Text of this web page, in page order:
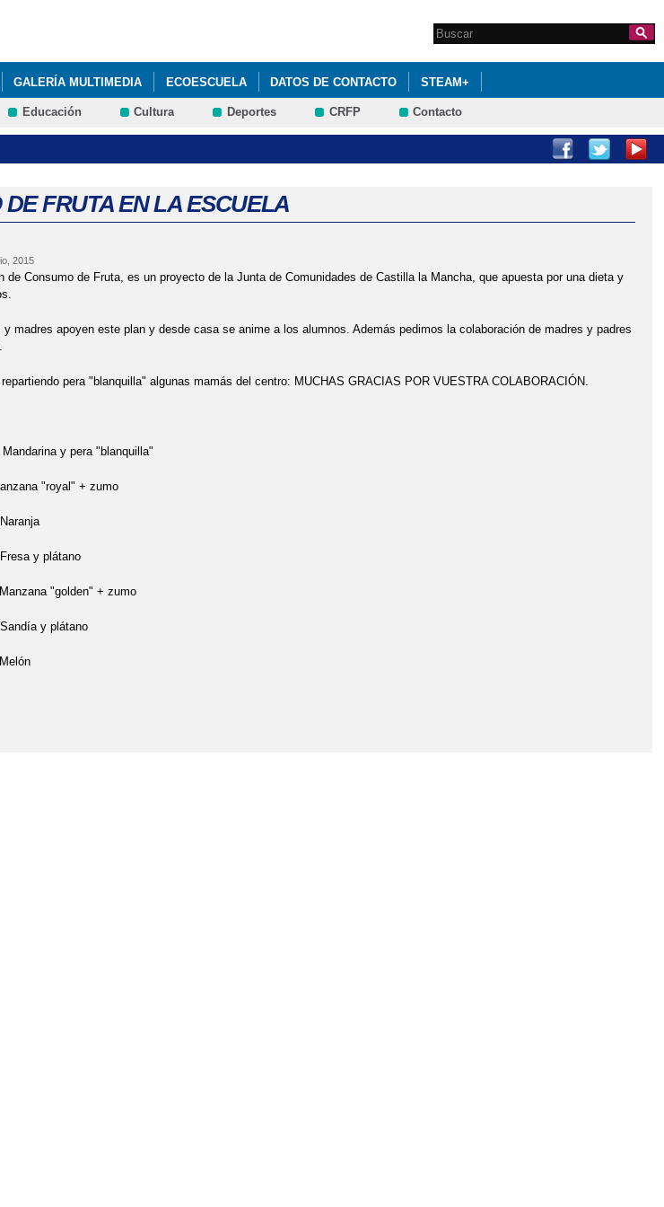
Formulario de
búsqueda
Search this site
GALERÍA MULTIMEDIA ECOESCUELA DATOS DE CONTACTO STEAM+
Educación Cultura Deportes CRFP Contacto
FRUTA EN LA ESCUELA
2015
de Consumo de Fruta, es un proyecto de la Junta de Comunidades de Castilla la Mancha, que apuesta por una dieta y
madres apoyen este plan y desde casa se anime a los alumnos. Además pedimos la colaboración de madres y padres
pera "blanquilla" algunas mamás del centro: MUCHAS GRACIAS POR VUESTRA COLABORACIÓN.
y pera "blanquilla"
"royal" + zumo
y plátano
"golden" + zumo
y plátano